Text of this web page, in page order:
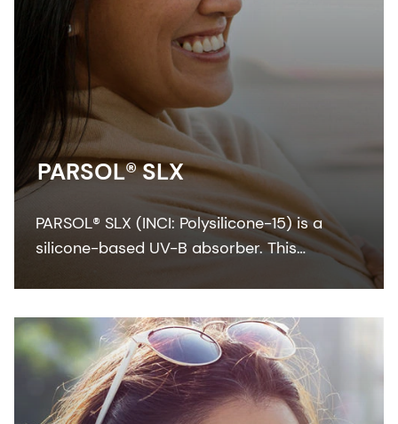
PARSOL® SLX
PARSOL® SLX (INCI: Polysilicone-15) is a
silicone-based UV-B absorber. This
sunscreen formulation.